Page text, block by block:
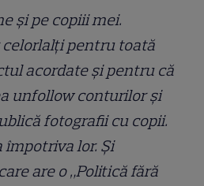
și pe copiii mei.
pentru toată
acordate și pentru că
unfollow conturilor și
fotografii cu copii.
lor. Și
are o „Politică fără